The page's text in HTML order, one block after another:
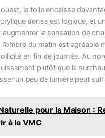
la toile encaisse
dense est logique, et
la sensation de
l’ombre du matin est agréable
en fin de journée. Au
plutôt que la
un peu de lumière peut
pour la Maison :
à la VMC